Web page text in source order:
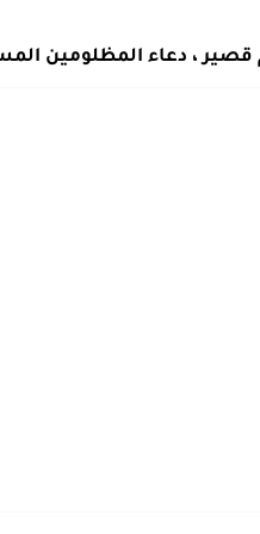
قصير ، دعاء المظلومين